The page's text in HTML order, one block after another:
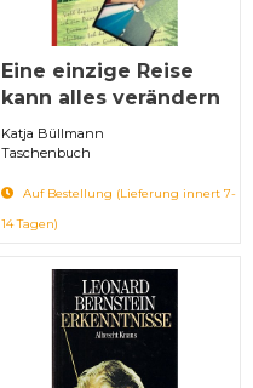
Eine einzige Reise
kann alles verändern
Katja Büllmann
Taschenbuch
Auf Bestellung (Lieferung innert 7-
14 Tagen)